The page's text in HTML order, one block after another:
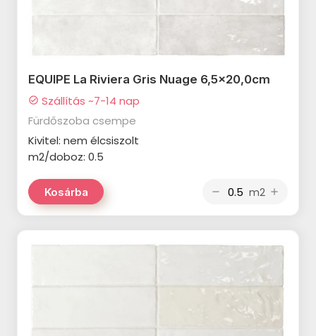
CERSANIT Calacatta Classico
CERSANIT Saragossa
termékcsalád
CERSANIT Vidal termékcsalád
MARAZZI Cloud termékcsalád
MARAZZI Lume termékcsalád
MARAZZI Chroma termékcsalád
MARAZZI Neutral termékcsalád
termékcsalád
EQUIPE La Riviera Gris Nuage 6,5x20,0cm
check_circle Szállítás ~7-14 nap
Fürdőszoba csempe
Kivitel: nem élcsiszolt
m2/doboz: 0.5
Kosárba remove m2 add